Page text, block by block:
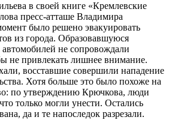
в своей книге «Кремлевские
пресс-атташе Владимира
было решено эвакуировать
из города. Образовавшуюся
не сопровождали
не привлекать лишнее внимание.
восставшие совершили нападение
Хотя больше это было похоже на
по утверждению Крючкова, люди
только могли унести. Остались
да и те напоследок разрезали.